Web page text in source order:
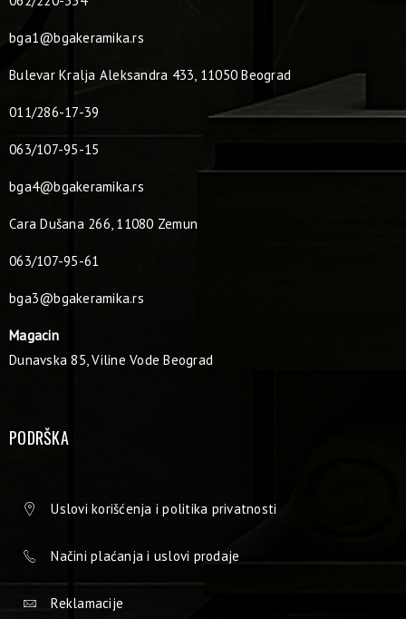
bga1@bgakeramika.rs
Bulevar Kralja Aleksandra 433, 11050 Beograd
011/286-17-39
063/107-95-15
bga4@bgakeramika.rs
Cara Dušana 266, 11080 Zemun
063/107-95-61
bga3@bgakeramika.rs
Magacin
Dunavska 85, Viline Vode Beograd
PODRŠKA
Uslovi korišćenja i politika privatnosti
Načini plaćanja i uslovi prodaje
Reklamacije